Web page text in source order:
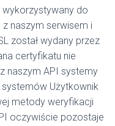
do
naszym serwisem i
został wydany przez
certyfikatu nie
naszym API systemy
Użytkownik
metody weryfikacji
oczywiście pozostaje